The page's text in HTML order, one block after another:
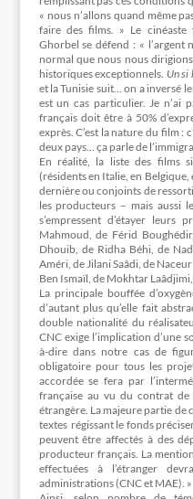
« nous n’allons quand même
faire des films. » Le cinéaste
Ghorbel se défend : « l’argent
normal que nous nous
historiques exceptionnels. Un si
et la Tunisie suit… on a inversé
est un cas particulier. Je n’ai
français doit être à 50%
exprès. C’est la nature du film :
deux pays… ça parle de
En réalité, la liste des films
(résidents en Italie, en
dernière ou conjoints de
les producteurs – mais aussi
s’empressent d’étayer leurs
Mahmoud, de Férid
Dhouib, de Ridha Béhi, de
Améri, de Jilani Saâdi, de
Ben Ismaïl, de Mokhtar
La principale bouffée
d’autant plus qu’elle fait
double nationalité du
CNC exige l’implication d’une
à-dire dans notre cas de
obligatoire pour tous les
accordée se fera par
française au vu du contrat
étrangère. La majeure partie de
textes régissant le fonds
peuvent être affectés à des
producteur français. La
effectuées à l’étranger
administrations (CNC et MAE). »